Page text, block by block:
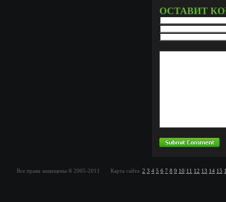
ОСТАВИТ
Все права защищены ® 2005-2011 Карта сайта: 2 3 4 5 6 7 8 9 10 11 12 13 14 15